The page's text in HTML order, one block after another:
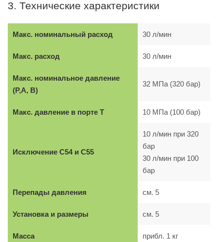
3. Технические характеристики
Макс. номинальный расход 30 л/мин
Макс. расход 30 л/мин
Макс. номинальное давление
(P,A, B)
32 МПа (320 бар)
Макс. давление в порте T 10 МПа (100 бар)
Исключение C54 и C55
10 л/мин при 320
бар
30 л/мин при 100
бар
Перепады давления см. 5
Установка и размеры см. 5
Масса прибл. 1 кг